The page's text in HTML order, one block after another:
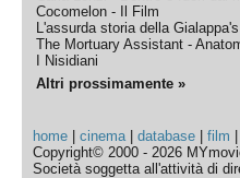
Cocomelon - Il Film
L'assurda storia della
The Mortuary Assistant -
I Nisidiani
Altri prossimamente »
home |cinema|database |film
Copyright© 2000 - 2026
Società soggetta all'attività di